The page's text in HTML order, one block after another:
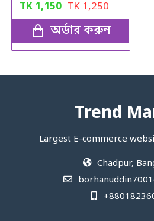
TK 1,150 TK1,250
অর্ডার করুন
Trend
Largest E-commerce
Chadpur,